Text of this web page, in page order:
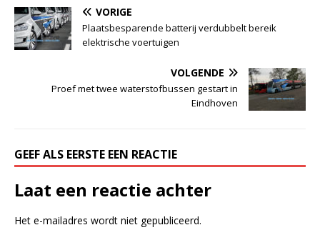
VORIGE
Plaatsbesparende batterij verdubbelt bereik
elektrische voertuigen
VOLGENDE
Proef met twee waterstofbussen gestart in
Eindhoven
GEEF ALS EERSTE EEN REACTIE
Laat een reactie achter
Het e-mailadres wordt niet gepubliceerd.